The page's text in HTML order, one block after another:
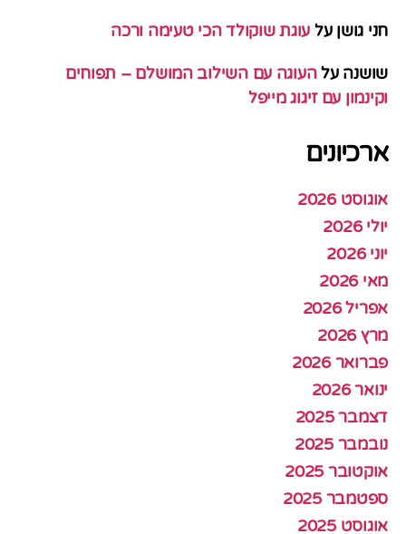
חני גושן על עוגת שוקולד הכי טעימה ורכה
שושנה עלהעוגה עם השילוב המושלם – תפוחים
וקינמון עם זיגוג מייפל
ארכיונים
אוגוסט 2026
יולי 2026
יוני 2026
מאי 2026
אפריל 2026
מרץ 2026
פברואר 2026
ינואר 2026
דצמבר 2025
נובמבר 2025
אוקטובר 2025
ספטמבר 2025
אוגוסט 2025